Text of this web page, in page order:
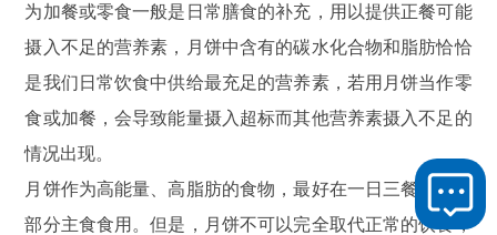
为加餐或零食一般是日常膳食的补充，用以提供正餐可能
摄入不足的营养素，月饼中含有的碳水化合物和脂肪恰恰
是我们日常饮食中供给最充足的营养素，若用月饼当作零
食或加餐，会导致能量摄入超标而其他营养素摄入不足的
情况出现。
月饼作为高能量、高脂肪的食物，最好在一日三餐中代替
部分主食食用。但是，月饼不可以完全取代正常的饮食，